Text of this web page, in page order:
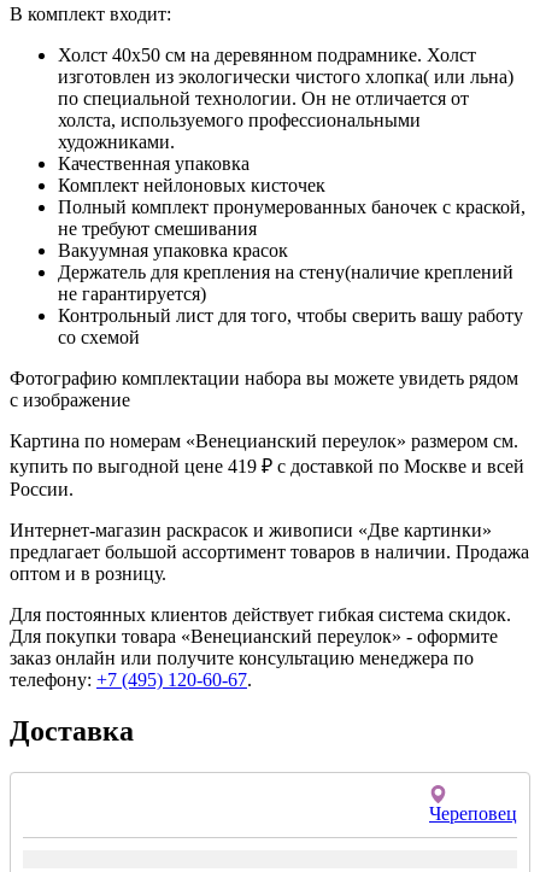
В комплект входит:
Холст 40x50 см на деревянном подрамнике. Холст
изготовлен из экологически чистого хлопка( или льна)
по специальной технологии. Он не отличается от
холста, используемого профессиональными
художниками.
Качественная упаковка
Комплект нейлоновых кисточек
Полный комплект пронумерованных баночек с краской,
не требуют смешивания
Вакуумная упаковка красок
Держатель для крепления на стену(наличие креплений
не гарантируется)
Контрольный лист для того, чтобы сверить вашу работу
со схемой
Фотографию комплектации набора вы можете увидеть рядом
с изображение
Картина по номерам «Венецианский переулок» размером см.
купить по выгодной цене 419 ₽ с доставкой по Москве и всей
России.
Интернет-магазин раскрасок и живописи «Две картинки»
предлагает большой ассортимент товаров в наличии. Продажа
оптом и в розницу.
Для постоянных клиентов действует гибкая система скидок.
Для покупки товара «Венецианский переулок» - оформите
заказ онлайн или получите консультацию менеджера по
телефону: +7 (495) 120-60-67.
Доставка
Череповец